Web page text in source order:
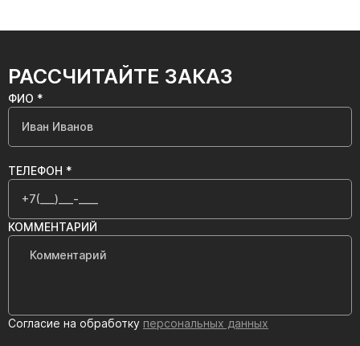
РАССЧИТАЙТЕ ЗАКАЗ
ФИО *
ТЕЛЕФОН *
КОММЕНТАРИЙ
Согласие на обработку персональных данных